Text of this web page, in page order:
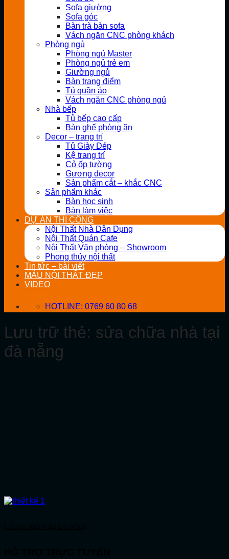
Sofa giường
Sofa góc
Bàn trà bàn sofa
Vách ngăn CNC phòng khách
Phòng ngủ
Phòng ngủ Master
Phòng ngủ trẻ em
Giường ngủ
Bàn trang điểm
Tủ quần áo
Vách ngăn CNC phòng ngủ
Nhà bếp
Tủ bếp cao cấp
Bàn ghế phòng ăn
Decor – trang trí
Tủ Giày Dép
Kệ trang trí
Cỏ ốp tường
Gương decor
Sản phẩm cắt – khắc CNC
Sản phẩm khác
Bàn học sinh
Bàn làm việc
DỰ ÁN THI CÔNG
Nội Thất Nhà Dân Dụng
Nội Thất Quán Cafe
Nội Thất Văn phòng – Showroom
Phong thủy nội thất
Tin tức – bài viết
MẪU NỘI THẤT ĐẸP
VIDEO
HOTLINE: 0769 60 80 68
Lưu trữ thẻ: sửa chữa nhà tại
đà nẵng